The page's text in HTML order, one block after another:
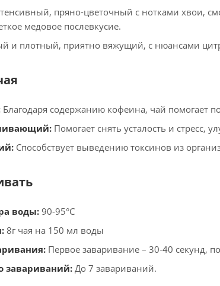
пряно-цветочный с нотками хвои,
медовое послевкусие.
и плотный, приятно вяжущий, с нюансами
Благодаря содержанию кофеина, чай помогает
Помогает снять усталость и стресс,
Способствует выведению токсинов из
воды: 90-95°С
8г чая на 150 мл воды
Первое заваривание – 30-40 секунд,
завариваний: До 7 завариваний.